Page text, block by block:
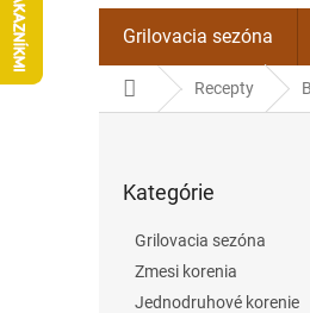
Grilovacia sezóna
DomovRecepty
kategórie
Kategórie
Grilovacia sezóna
Zmesi korenia
Jednodruhové korenie